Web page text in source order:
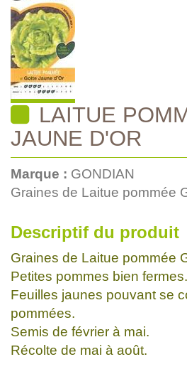
LAITUE
JAUNE D'OR
Marque : GONDIAN
Graines de Laitue pommée
Descriptif du produit
Graines de Laitue pommée
Petites pommes bien fermes.
Feuilles jaunes pouvant se
pommées.
Semis de février à mai.
Récolte de mai à août.